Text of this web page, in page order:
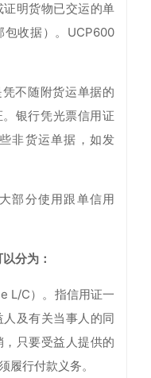
明货物已交运的单
包收据）。UCP600
不随附货运单据的
银行凭光票信用证
非货运单据，如发
部分使用跟单信用
分为：
L/C）。指信用证一
及有关当事人的同
只要受益人提供的
履行付款义务。